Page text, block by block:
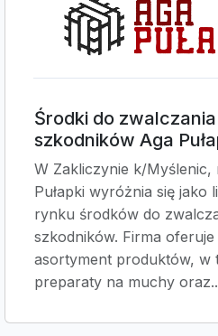
Środki do zwalczania
szkodników Aga
W Zakliczynie k/Myślenic,
Pułapki wyróżnia się jako
rynku środków do
szkodników. Firma
asortyment produktów, w
preparaty na muchy